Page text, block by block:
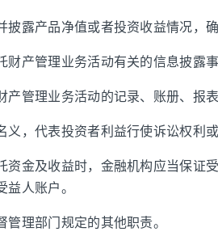
披露产品净值或者投资收益情况，
财产管理业务活动有关的信息披露事
产管理业务活动的记录、账册、报
义，代表投资者利益行使诉讼权利
资金及收益时，金融机构应当保证
益人账户。
管理部门规定的其他职责。